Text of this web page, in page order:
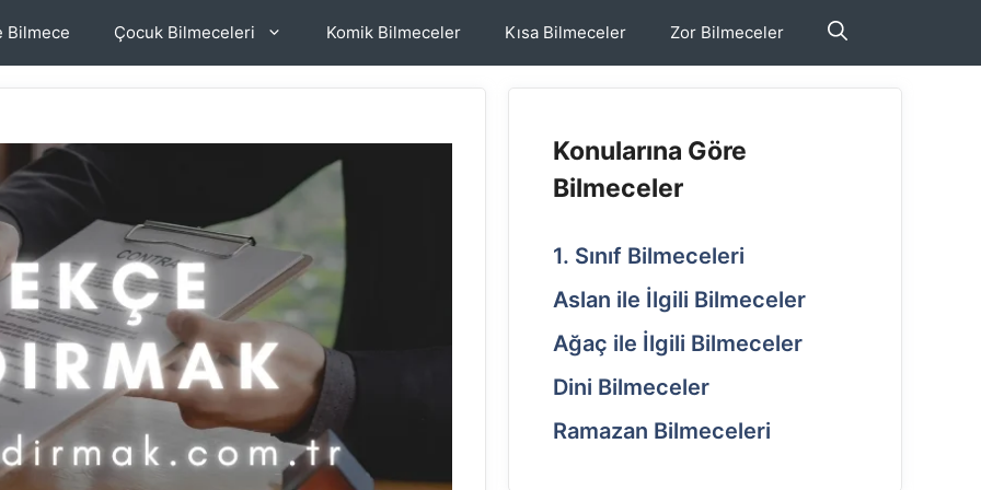
Bilmece Çocuk Bilmeceleri Komik Bilmeceler Kısa Bilmeceler Zor Bilmeceler
Konularına Göre
Bilmeceler
1. Sınıf Bilmeceleri
Aslan ile İlgili Bilmeceler
Ağaç ile İlgili Bilmeceler
Dini Bilmeceler
Ramazan Bilmeceleri